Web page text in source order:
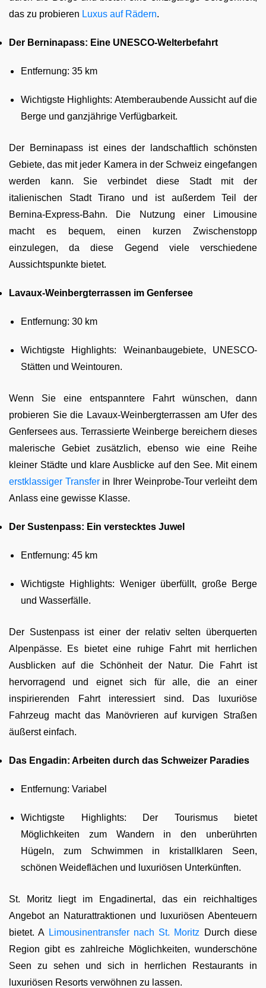
das zu probieren Luxus auf Rädern.
Der Berninapass: Eine UNESCO-Welterbefahrt
Entfernung: 35 km
Wichtigste Highlights: Atemberaubende Aussicht auf die
Berge und ganzjährige Verfügbarkeit.
Der Berninapass ist eines der landschaftlich schönsten
Gebiete, das mit jeder Kamera in der Schweiz eingefangen
werden kann. Sie verbindet diese Stadt mit der
italienischen Stadt Tirano und ist außerdem Teil der
Bernina-Express-Bahn. Die Nutzung einer Limousine
macht es bequem, einen kurzen Zwischenstopp
einzulegen, da diese Gegend viele verschiedene
Aussichtspunkte bietet.
Lavaux-Weinbergterrassen im Genfersee
Entfernung: 30 km
Wichtigste Highlights: Weinanbaugebiete, UNESCO-
Stätten und Weintouren.
Wenn Sie eine entspanntere Fahrt wünschen, dann
probieren Sie die Lavaux-Weinbergterrassen am Ufer des
Genfersees aus. Terrassierte Weinberge bereichern dieses
malerische Gebiet zusätzlich, ebenso wie eine Reihe
kleiner Städte und klare Ausblicke auf den See. Mit einem
erstklassiger Transferin Ihrer Weinprobe-Tour verleiht dem
Anlass eine gewisse Klasse.
Der Sustenpass: Ein verstecktes Juwel
Entfernung: 45 km
Wichtigste Highlights: Weniger überfüllt, große Berge
und Wasserfälle.
Der Sustenpass ist einer der relativ selten überquerten
Alpenpässe. Es bietet eine ruhige Fahrt mit herrlichen
Ausblicken auf die Schönheit der Natur. Die Fahrt ist
hervorragend und eignet sich für alle, die an einer
inspirierenden Fahrt interessiert sind. Das luxuriöse
Fahrzeug macht das Manövrieren auf kurvigen Straßen
äußerst einfach.
Das Engadin: Arbeiten durch das Schweizer Paradies
Entfernung: Variabel
Wichtigste Highlights: Der Tourismus bietet
Möglichkeiten zum Wandern in den unberührten
Hügeln, zum Schwimmen in kristallklaren Seen,
schönen Weideflächen und luxuriösen Unterkünften.
St. Moritz liegt im Engadinertal, das ein reichhaltiges
Angebot an Naturattraktionen und luxuriösen Abenteuern
bietet. A Limousinentransfer nach St. Moritz Durch diese
Region gibt es zahlreiche Möglichkeiten, wunderschöne
Seen zu sehen und sich in herrlichen Restaurants in
luxuriösen Resorts verwöhnen zu lassen.